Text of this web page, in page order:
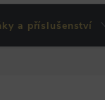
a příslušenství